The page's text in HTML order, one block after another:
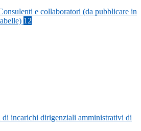
e collaboratori (da pubblicare in
12
di incarichi dirigenziali amministrativi di